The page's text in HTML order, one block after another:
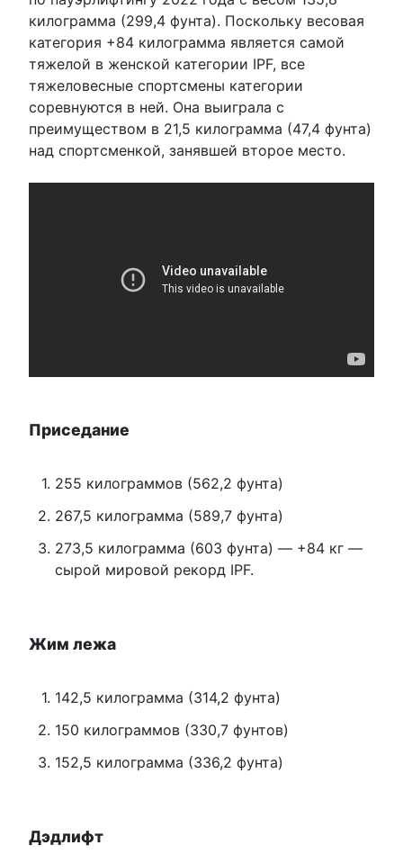
килограмма (299,4 фунта). Поскольку весовая
категория +84 килограмма является самой
тяжелой в женской категории IPF, все
тяжеловесные спортсмены категории
соревнуются в ней. Она выиграла с
преимуществом в 21,5 килограмма (47,4 фунта)
над спортсменкой, занявшей второе место.
Приседание
255 килограммов (562,2 фунта)
267,5 килограмма (589,7 фунта)
273,5 килограмма (603 фунта) — +84 кг —
сырой мировой рекорд IPF.
Жим лежа
142,5 килограмма (314,2 фунта)
150 килограммов (330,7 фунтов)
152,5 килограмма (336,2 фунта)
Дэдлифт